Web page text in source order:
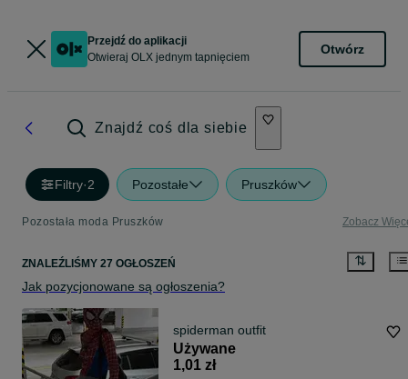
Przejdź do aplikacji
Otwieraj OLX jednym tapnięciem
Otwórz
Znajdź coś dla siebie
Filtry·2 Pozostałe Pruszków
Pozostała moda Pruszków Zobacz
ZNALEŹLIŚMY 27 OGŁOSZEŃ
Jak pozycjonowane są ogłoszenia?
spiderman outfit
Używane
1,01 zł